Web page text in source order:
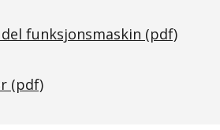
funksjonsmaskin (pdf)
(pdf)